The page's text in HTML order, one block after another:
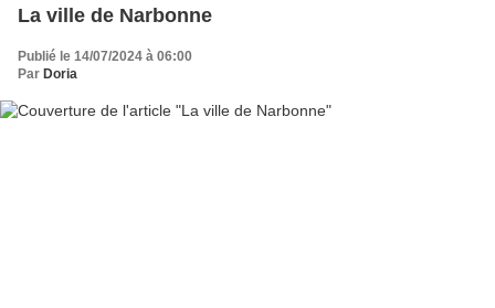
La ville de Narbonne
Publié le 14/07/2024 à 06:00
Par Doria